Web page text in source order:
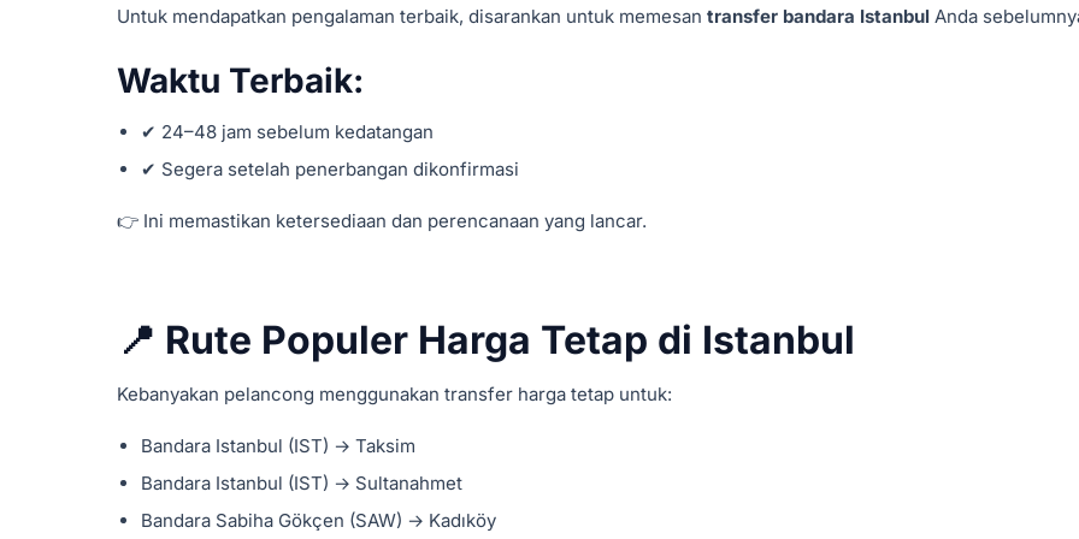
Untuk mendapatkan pengalaman terbaik, disarankan untuk memesan transfer bandara Istanbul Anda
Waktu Terbaik:
✔ 24–48 jam sebelum kedatangan
✔ Segera setelah penerbangan dikonfirmasi
👉 Ini memastikan ketersediaan dan perencanaan yang lancar.
📍 Rute Populer Harga Tetap di Istanbul
Kebanyakan pelancong menggunakan transfer harga tetap untuk:
Bandara Istanbul (IST) → Taksim
Bandara Istanbul (IST) → Sultanahmet
Bandara Sabiha Gökçen (SAW) → Kadıköy